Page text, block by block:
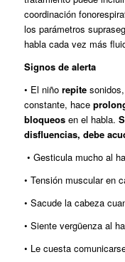
coordinación
los parámetros
habla cada vez más
Signos de alerta
• El niño repite
constante, hace
bloqueos en el habla.
disfluencias, debe
• Gesticula mucho al
• Tensión muscular en
• Sacude la cabeza
• Siente vergüenza al
• Le cuesta